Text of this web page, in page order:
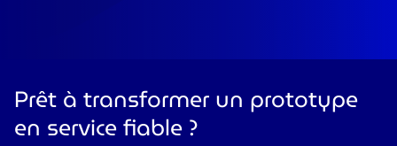
Prêt à transformer un prototype
en service fiable ?